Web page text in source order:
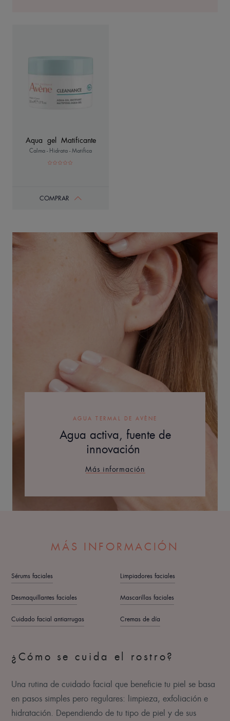
Aqua gel Matificante
Calma - Hidrata - Matifica
COMPRAR
AGUA TERMAL DE AVÈNE
Agua activa, fuente de
innovación
Más información
MÁS INFORMACIÓN
Sérums faciales Limpiadores faciales
Desmaquillantes faciales Mascarillas faciales
Cuidado facial antiarrugas Cremas de día
¿Cómo se cuida el rostro?
Una rutina de cuidado facial que beneficie tu piel se basa
en pasos simples pero regulares: limpieza, exfoliación e
hidratación. Dependiendo de tu tipo de piel y de sus